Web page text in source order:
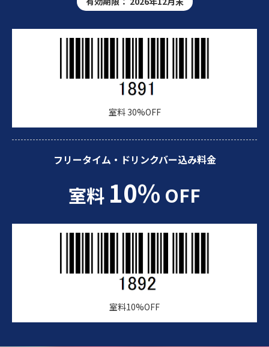
室料 30%OFF
フリータイム・ドリンクバー込み料金
室料 10% OFF
室料10%OFF